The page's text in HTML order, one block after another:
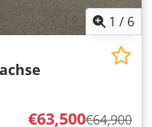
1 / 6
€63,500€64,900